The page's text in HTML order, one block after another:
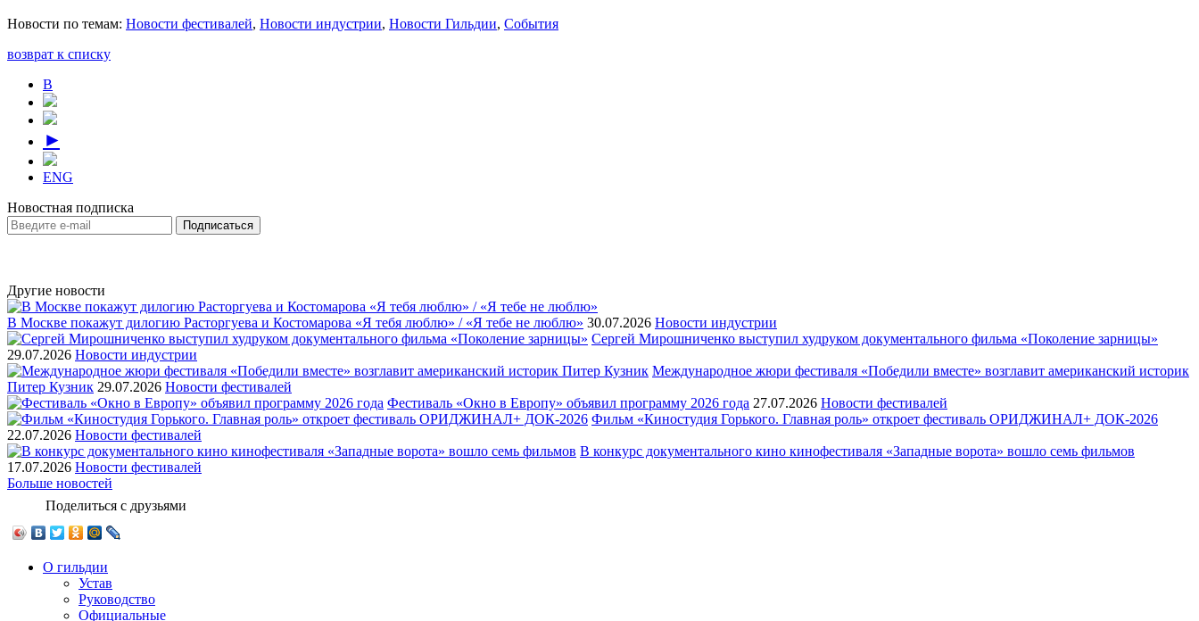
Новости по темам: Новости фестивалей, Новости индустрии, Новости Гильдии, События
возврат к списку
В
►
ENG
Новостная подписка
Другие новости
В Москве покажут дилогию Расторгуева и Костомарова «Я тебя люблю» / «Я тебе не люблю» 30.07.2026 Новости индустрии
Сергей Мирошниченко выступил худруком документального фильма «Поколение зарницы»
29.07.2026 Новости индустрии
Международное жюри фестиваля «Победили вместе» возглавит американский историк
Питер Кузник 29.07.2026 Новости фестивалей
Фестиваль «Окно в Европу» объявил программу 2026 года 27.07.2026 Новости фестивалей
Фильм «Киностудия Горького. Главная роль» откроет фестиваль ОРИДЖИНАЛ+ ДОК-2026
22.07.2026 Новости фестивалей
В конкурс документального кино кинофестиваля «Западные ворота» вошло семь фильмов
17.07.2026 Новости фестивалей
Больше новостей
Поделиться с друзьями
О гильдии
Устав
Руководство
Официальные